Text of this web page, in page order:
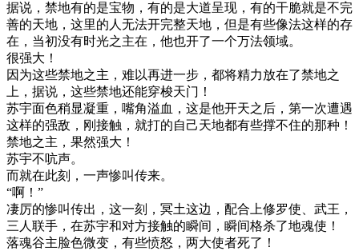
据说，禁地有的是宝物，有的是大道呈现，有的干脆就是不完
善的天地，这里的人无法开完整天地，但是有些像法这样的存
在，当初没有时光之主在，他也开了一个万法领域。
很强大！
因为这些禁地之主，难以再进一步，都将精力放在了禁地之
上，据说，这些禁地还能穿梭天门！
苏宇面色稍显凝重，嘴角溢血，这是他开天之后，第一次遭遇
这样的强敌，刚接触，就打的自己天地都有些撑不住的那种！
禁地之主，果然强大！
苏宇不吭声。
而就在此刻，一声惨叫传来。
“啊！”
凄厉的惨叫传出，这一刻，冥土这边，配合上修罗使、武王，
三人联手，在苏宇和对方接触的瞬间，瞬间格杀了地魂使！
落魂谷主脸色微变，有些愤怒，两大使者死了！